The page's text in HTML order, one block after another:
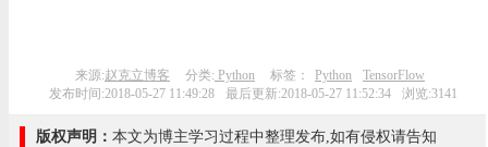
来源:赵克立博客 分类: Python 标签： Python
TensorFlow
发布时间:2018-05-27 11:49:28
最后更新:2018-05-27 11:52:34 浏览:3141
版权声明： 本文为博主学习过程中整理发布,如有侵权请告知